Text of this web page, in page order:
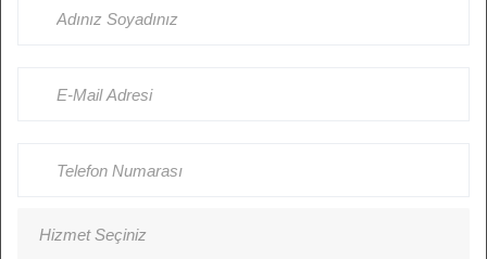
Sonuçları: Sağlıklı İmplantlar İçin
Kişi Görüntüledi: 4517